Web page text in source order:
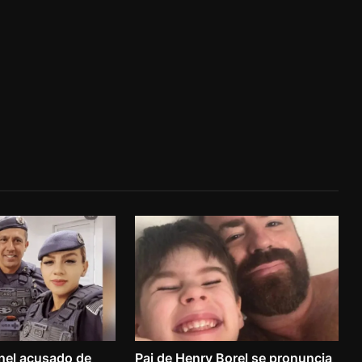
acusado de Pai de Henry Borel se pronuncia